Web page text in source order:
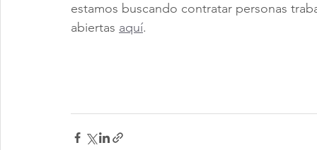
estamos buscando contratar personas
abiertas aquí.